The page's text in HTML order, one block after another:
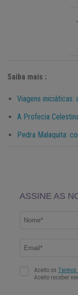
Saiba mais :
Viagens iniciáticas:
A Profecia
Pedra Malaquita: